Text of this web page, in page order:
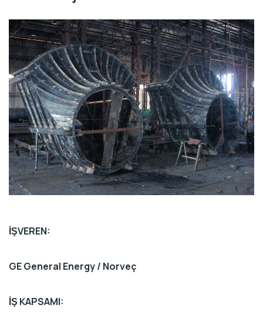
İŞVEREN:
GE General Energy / Norveç
İŞ KAPSAMI: